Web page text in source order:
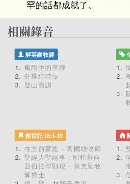
罕的話都成就了。
解英崗牧師
風雨中的寧靜
分辨這時候
登山寶訓
創世記 18:1-19
在主前蒙恩 - 高國雄牧師
聖經人聖經事：耶和華向
亞伯拉罕顯現 - 黃克勤牧
師博士